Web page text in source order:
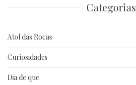
Categorias
Atol das Rocas
Curiosidades
Dia de que